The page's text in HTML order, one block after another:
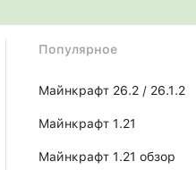
Популярное
Майнкрафт 26.2 / 26.1.2
Майнкрафт 1.21
Майнкрафт 1.21 обзор